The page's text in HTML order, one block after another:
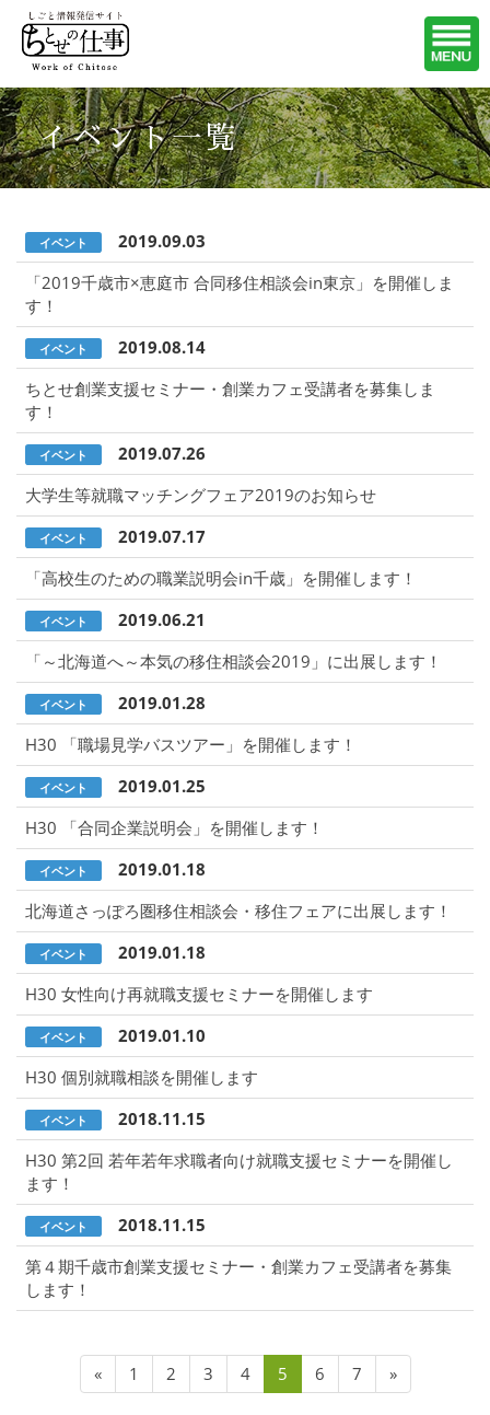
イベント一覧
イベント
2019.09.03
「2019千歳市×恵庭市 合同移住相談会in東京」を開催しま
す！
イベント
2019.08.14
ちとせ創業支援セミナー・創業カフェ受講者を募集しま
す！
イベント
2019.07.26
大学生等就職マッチングフェア2019のお知らせ
イベント
2019.07.17
「高校生のための職業説明会in千歳」を開催します！
イベント
2019.06.21
「～北海道へ～本気の移住相談会2019」に出展します！
イベント
2019.01.28
H30 「職場見学バスツアー」を開催します！
イベント
2019.01.25
H30 「合同企業説明会」を開催します！
イベント
2019.01.18
北海道さっぽろ圏移住相談会・移住フェアに出展します！
イベント
2019.01.18
H30 女性向け再就職支援セミナーを開催します
イベント
2019.01.10
H30 個別就職相談を開催します
イベント
2018.11.15
H30 第2回 若年若年求職者向け就職支援セミナーを開催し
ます！
イベント
2018.11.15
第４期千歳市創業支援セミナー・創業カフェ受講者を募集
します！
« 1 2 3 4 5 6 7 »